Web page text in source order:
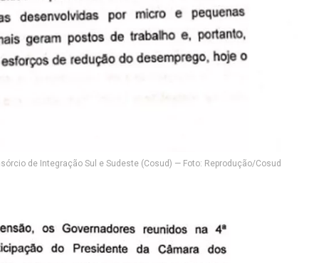
de Integração Sul e Sudeste (Cosud) — Foto: Reprodução/Cosud